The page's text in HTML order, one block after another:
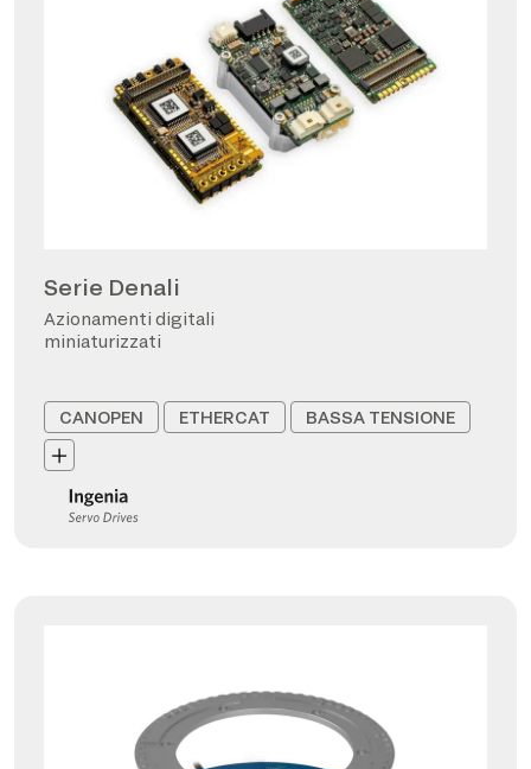
Serie Denali
Azionamenti digitali
miniaturizzati
CANOPEN ETHERCAT BASSA TENSIONE